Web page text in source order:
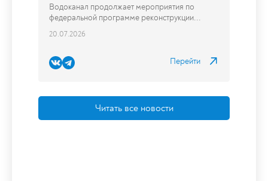
Читать все новости